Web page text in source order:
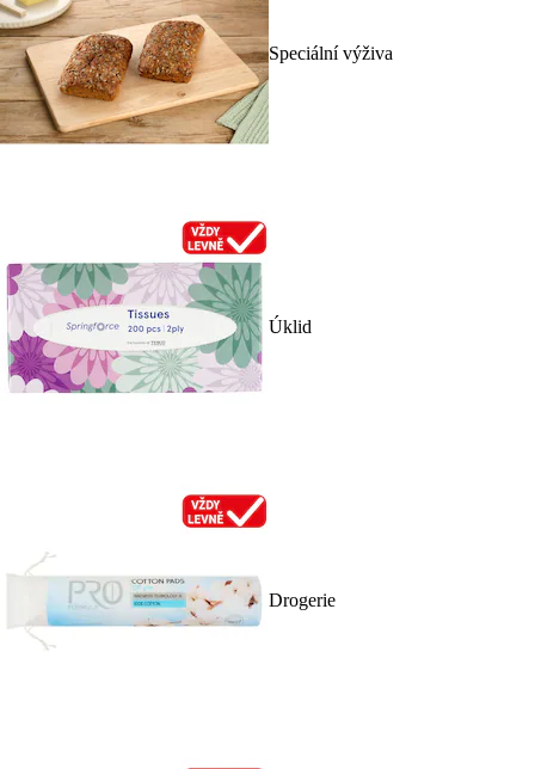
Speciální výživa
Úklid
Drogerie